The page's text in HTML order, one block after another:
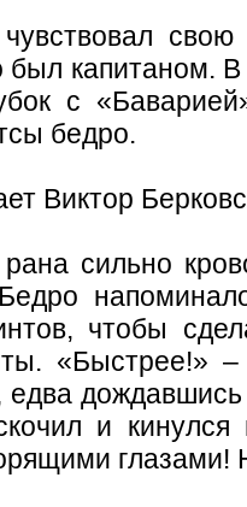
свою
был капитаном.
с
бедро.
Виктор
сильно
чтобы
«Быстрее!»
едва дождавшись
и